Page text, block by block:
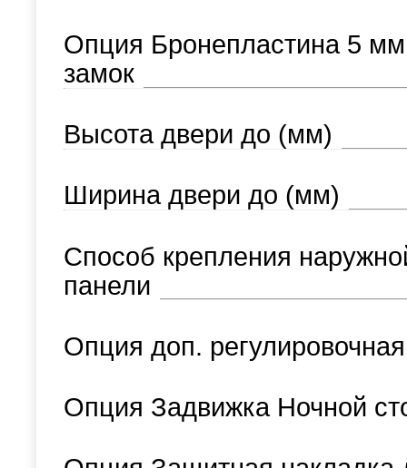
Опция Бронепластина 5
замок
Высота двери до (мм)
Ширина двери до (мм)
Способ крепления
панели
Опция доп.
Опция Задвижка Ночной